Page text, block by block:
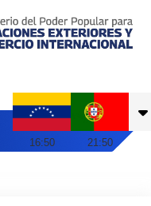
16:50 21 :50